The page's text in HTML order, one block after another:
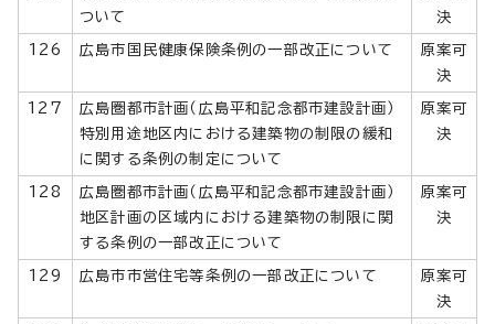
ついて
決
126 広島市国民健康保険条例の一部改正について
原案可
決
127
広島圏都市計画（広島平和記念都市建設計画）
特別用途地区内における建築物の制限の緩和
に関する条例の制定について
原案可
決
128
広島圏都市計画（広島平和記念都市建設計画）
地区計画の区域内における建築物の制限に関
する条例の一部改正について
原案可
決
129 広島市市営住宅等条例の一部改正について
原案可
決